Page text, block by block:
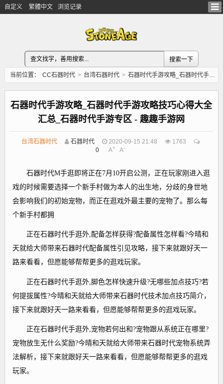
自定义 繁體中文 浏览记录
当前位置： CC石器时代 > 台湾石器时代 > 石器时代手游攻略_石器时代手游攻略技巧心得大全汇总_石器时代手游专区 - 趣趣手游网
石器时代手游攻略_石器时代手游攻略技巧心得大全
汇总_石器时代手游专区 - 趣趣手游网
台湾石器时代 石器时代 2020-09-15 21:48
1763
0
A+ A-
石器时代M手逛即将正在7月10开启公测，正在玩家刚进入逛
戏的时候需要选择一个新手村做为本人的出生地，分歧的身世地
会影响我们的初始宠物，而正在逛戏外最主要的宠物了。那么每
个新手村都拥
正在石器时代手逛外,配备怎样获得?配备属性怎样看?今晴和
天就给大师带来石器时代配备属性引见攻略，接下来就跟好天一
路来看看，但愿能够帮帮更多的逛戏玩家。
正在石器时代手逛外,脚色怎样快速升级?无哪些加点技巧?若
何提拔属性?今晴和天就给大师带来石器时代技术加点技巧简介，
接下来就跟好天一路来看看，但愿能够帮帮更多的逛戏玩家。
正在石器时代手逛外,宠物若何出和?宠物跟从系统正在哪里?
宠物放生无什么奖励?今晴和天就给大师带来石器时代宠物系统弄
法解析，接下来就跟好天一路来看看，但愿能够帮帮更多的逛戏
玩家。